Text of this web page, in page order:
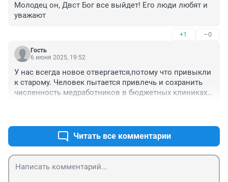
Молодец он, Двст Бог все выйдет! Его люди любят и
уважают
+1 –0
Гость
6 июня 2025, 19:52
У нас всегда новое отвергается,потому что привыкли
к старому. Человек пытается привлечь и сохранить
численность медработников в бюджетных клиниках
работу и проверить на одной клинике.
Гнать,оскорблять -это последнее дело не
дальновидных людей, чиновников.
Читать все комментарии